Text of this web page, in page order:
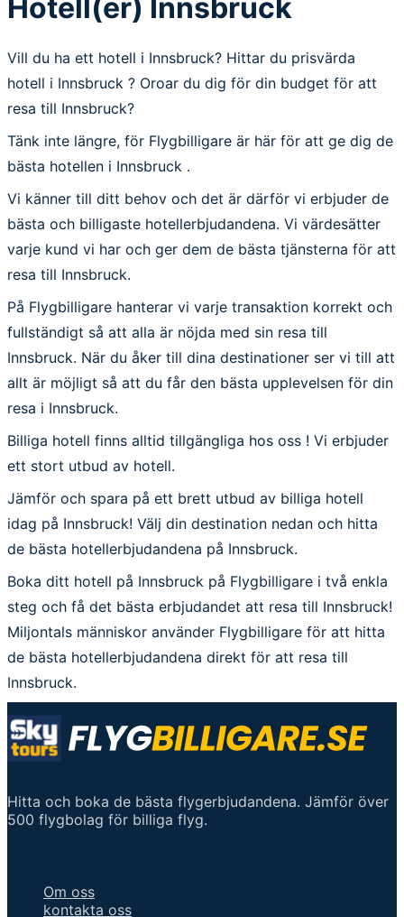
Hotell(er) Innsbruck
Vill du ha ett hotell i Innsbruck? Hittar du prisvärda
hotell i Innsbruck ? Oroar du dig för din budget för att
resa till Innsbruck?
Tänk inte längre, för Flygbilligare är här för att ge dig de
bästa hotellen i Innsbruck .
Vi känner till ditt behov och det är därför vi erbjuder de
bästa och billigaste hotellerbjudandena. Vi värdesätter
varje kund vi har och ger dem de bästa tjänsterna för att
resa till Innsbruck.
På Flygbilligare hanterar vi varje transaktion korrekt och
fullständigt så att alla är nöjda med sin resa till
Innsbruck. När du åker till dina destinationer ser vi till att
allt är möjligt så att du får den bästa upplevelsen för din
resa i Innsbruck.
Billiga hotell finns alltid tillgängliga hos oss ! Vi erbjuder
ett stort utbud av hotell.
Jämför och spara på ett brett utbud av billiga hotell
idag på Innsbruck! Välj din destination nedan och hitta
de bästa hotellerbjudandena på Innsbruck.
Boka ditt hotell på Innsbruck på Flygbilligare i två enkla
steg och få det bästa erbjudandet att resa till Innsbruck!
Miljontals människor använder Flygbilligare för att hitta
de bästa hotellerbjudandena direkt för att resa till
Innsbruck.
Hitta och boka de bästa flygerbjudandena. Jämför över
500 flygbolag för billiga flyg.
Om oss
kontakta oss